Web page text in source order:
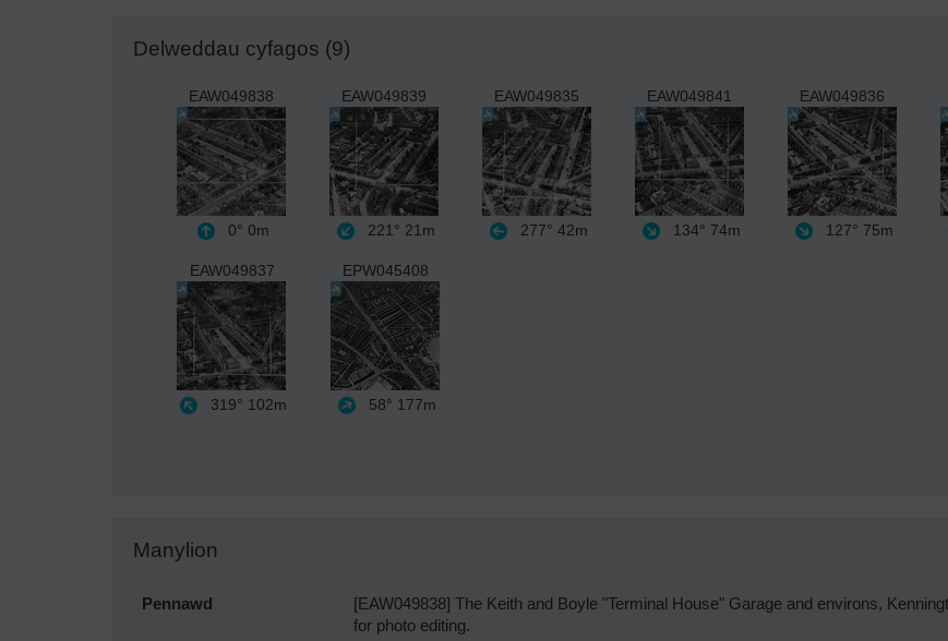
Delweddau cyfagos (9)
EAW049838
0° 0m
EAW049839
221° 21m
EAW049835
277° 42m
EAW049841
134° 74m
EAW049836
127° 75m
EAW049837
319° 102m
EPW045408
58° 177m
Manylion
Pennawd
[EAW049838] The Keith and Boyle "Terminal House" Garage and environs,
for photo editing.